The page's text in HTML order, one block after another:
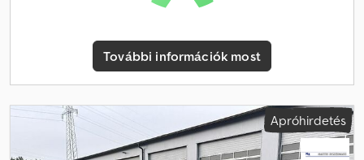
További információk most
Apróhirdetés